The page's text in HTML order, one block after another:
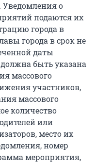
Уведомления о
подаются их
города в
города в срок не
даты
быть указана
массового
участников,
массового
количество
или
место их
номер
мероприятия,